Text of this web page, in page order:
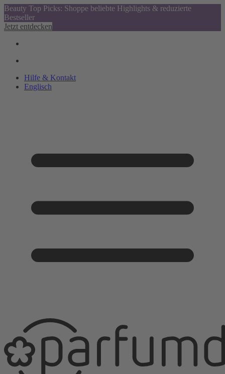
Beauty Top Picks: Shoppe beliebte Highlights & reduzierte
Bestseller
Jetzt entdecken
Hilfe & Kontakt
Englisch